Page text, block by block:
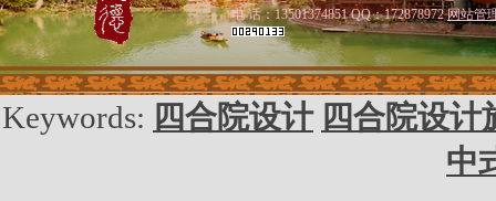
电 话：13501374851 QQ：172878972网站管
Keywords: 四合院设计 四合院设计
中